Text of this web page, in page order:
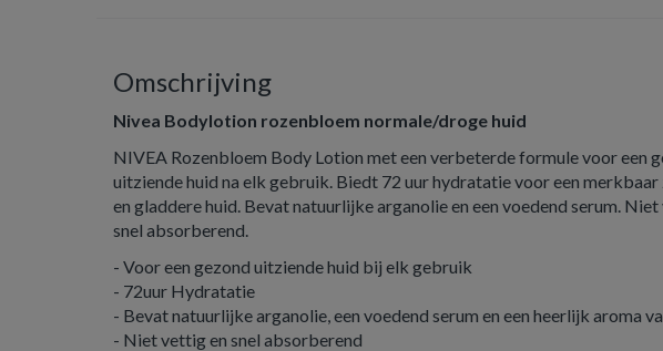
Omschrijving
Nivea Bodylotion rozenbloem normale/droge huid
NIVEA Rozenbloem Body Lotion met een verbeterde formule voor een
uitziende huid na elk gebruik. Biedt 72 uur hydratatie voor een
en gladdere huid. Bevat natuurlijke arganolie en een voedend serum.
snel absorberend.
- Voor een gezond uitziende huid bij elk gebruik
- 72uur Hydratatie
- Bevat natuurlijke arganolie, een voedend serum en een heerlijk aroma
- Niet vettig en snel absorberend